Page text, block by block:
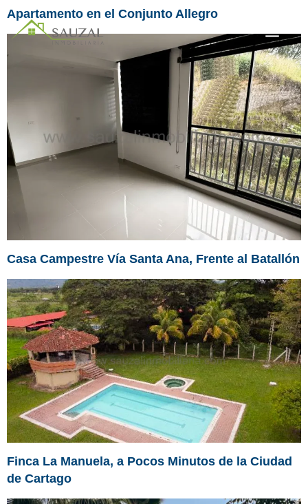
Apartamento en el Conjunto Allegro
Casa Campestre Vía Santa Ana, Frente al Batallón
Finca La Manuela, a Pocos Minutos de la Ciudad
de Cartago